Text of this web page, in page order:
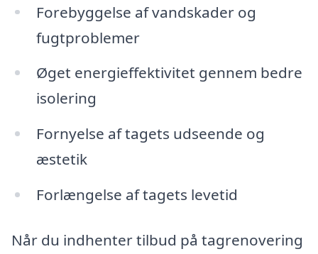
Forebyggelse af vandskader og
fugtproblemer
Øget energieffektivitet gennem bedre
isolering
Fornyelse af tagets udseende og
æstetik
Forlængelse af tagets levetid
Når du indhenter tilbud på tagrenovering